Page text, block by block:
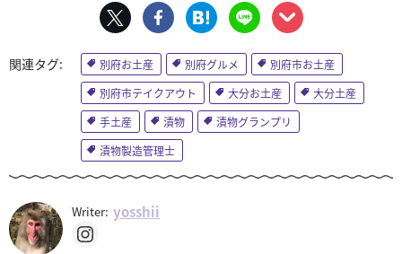
別府お土産 別府グルメ
別府市お土産
別府市テイクアウト
大分お土産
大分土産
手土産
漬物
漬物グランプリ
漬物製造管理士
Writer: yosshii